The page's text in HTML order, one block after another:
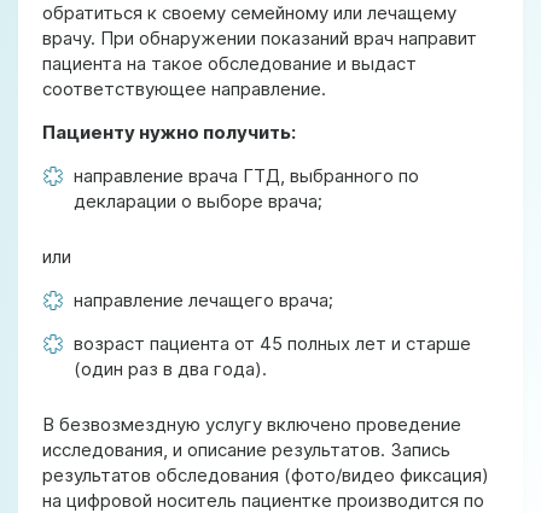
обратиться к своему семейному или лечащему
врачу. При обнаружении показаний врач направит
пациента на такое обследование и выдаст
соответствующее направление.
Пациенту нужно получить:
направление врача ГТД, выбранного по
декларации о выборе врача;
или
направление лечащего врача;
возраст пациента от 45 полных лет и старше
(один раз в два года).
В безвозмездную услугу включено проведение
исследования, и описание результатов. Запись
результатов обследования (фото/видео фиксация)
на цифровой носитель пациентке производится по